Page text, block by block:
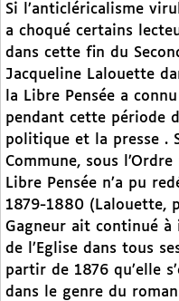
Si l’anticléricalisme
a choqué certains
dans cette fin du
Jacqueline Lalouette
la Libre Pensée a
pendant cette période
politique et la presse .
Commune, sous
Libre Pensée n’a pu
1879-1880 (Lalouette,
Gagneur ait continué à
de l’Eglise dans tous
partir de 1876 qu’elle
dans le genre du